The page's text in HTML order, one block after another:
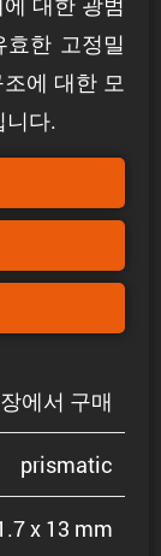
한 고정밀
에 대한 모
니다.
에서 구매
prismatic
x 13 mm